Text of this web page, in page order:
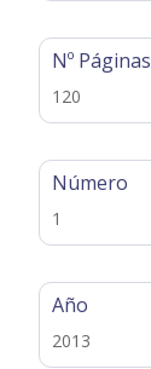
Nº Páginas
120
Número
1
Año
2013